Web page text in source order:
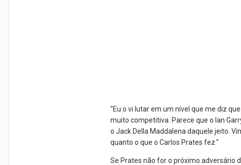
"Eu o vi lutar em um nível que me diz
muito competitiva. Parece que o Ian
o Jack Della Maddalena daquele jeito.
quanto o que o Carlos Prates fez."
Se Prates não for o próximo adversário